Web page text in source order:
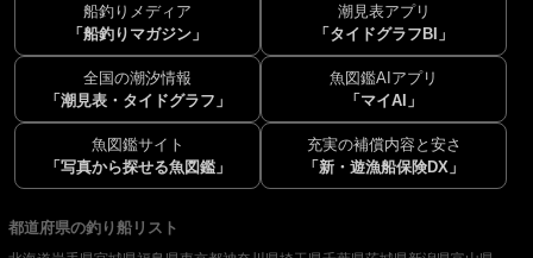
船釣りメディア
「船釣りマガジン」
潮見表アプリ
「タイドグラフBI」
全国の潮汐情報
「潮見表・タイドグラフ」
魚図鑑AIアプリ
「マイAI」
魚図鑑サイト
「写真から探せる魚図鑑」
充実の補償内容と安さ
「新・遊漁船保険DX」
都道府県の釣り船リスト